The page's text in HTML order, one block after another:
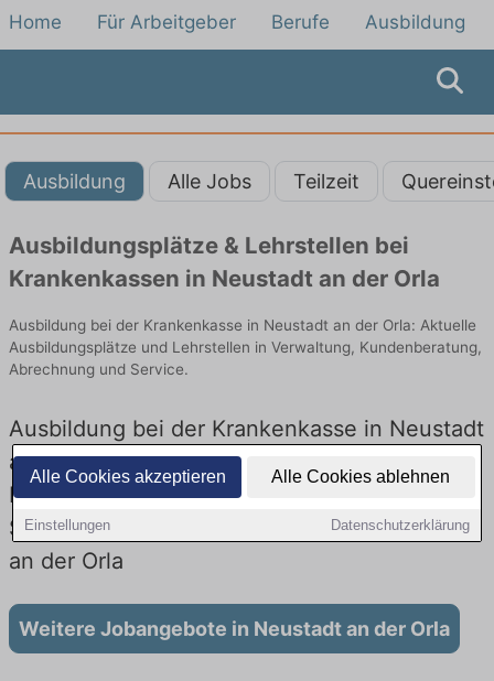
Alle Cookies akzeptieren Alle Cookies ablehnen
Einstellungen Datenschutzerklärung
Home Für Arbeitgeber Berufe Ausbildung
Ausbildung Alle Jobs Teilzeit
Ausbildungsplätze & Lehrstellen bei
Krankenkassen in Neustadt an der Orla
Ausbildung bei der Krankenkasse in Neustadt an der Orla: Aktuelle
Ausbildungsplätze und Lehrstellen in Verwaltung, Kundenberatung,
Abrechnung und Service.
Ausbildung bei der Krankenkasse in Neustadt
an der Orla – Ausbildungsplätze und
Lehrstellen: Aktuell gibt es keine
Stellenangebote für Ausbildung in Neustadt
an der Orla
Weitere Jobangebote in Neustadt an der Orla